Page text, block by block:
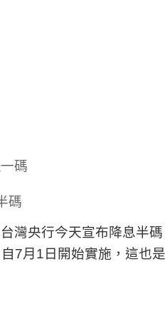
碼
碼
灣央行今天宣布降息半
7月1日開始實施，這也